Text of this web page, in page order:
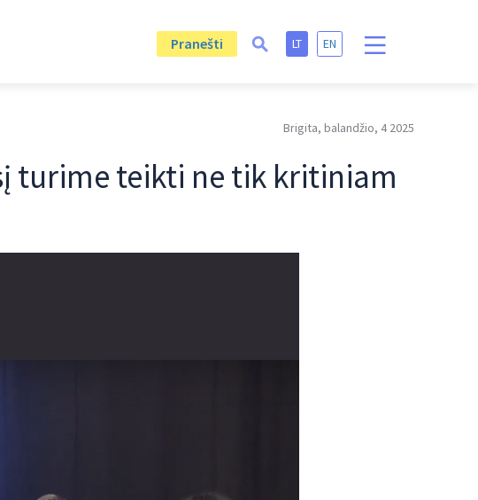
Pranešti LT EN
Brigita, balandžio, 4 2025
turime teikti ne tik kritiniam